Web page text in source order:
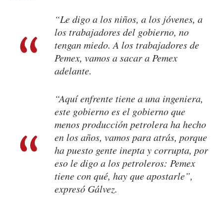
“Le digo a los niños, a los jóvenes, a
los trabajadores del gobierno, no
tengan miedo. A los trabajadores de
Pemex, vamos a sacar a Pemex
adelante.
“Aquí enfrente tiene a una ingeniera,
este gobierno es el gobierno que
menos producción petrolera ha hecho
en los años, vamos para atrás, porque
ha puesto gente inepta y corrupta, por
eso le digo a los petroleros: Pemex
tiene con qué, hay que apostarle”,
expresó Gálvez.